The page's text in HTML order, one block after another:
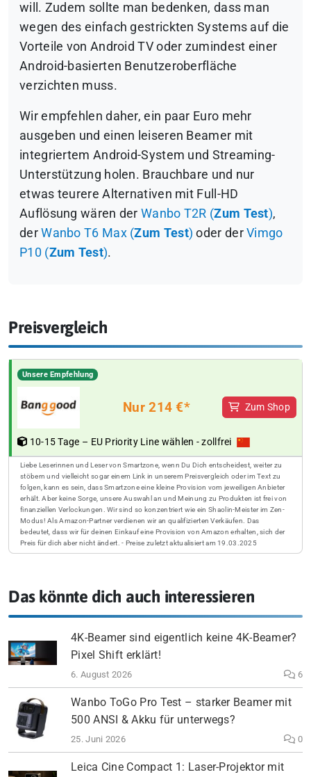
will. Zudem sollte man bedenken, dass man
wegen des einfach gestrickten Systems auf die
Vorteile von Android TV oder zumindest einer
Android-basierten Benutzeroberfläche
verzichten muss.
Wir empfehlen daher, ein paar Euro mehr
ausgeben und einen leiseren Beamer mit
integriertem Android-System und Streaming-
Unterstützung holen. Brauchbare und nur
etwas teurere Alternativen mit Full-HD
Auflösung wären derWanbo T2R (Zum Test),
derWanbo T6 Max (Zum Test) oder derVimgo
P10 (Zum Test).
Preisvergleich
Unsere Empfehlung
Nur 214 €* Zum Shop
10-15 Tage – EU Priority Line wählen - zollfrei
Liebe Leserinnen und Leser von Smartzone, wenn Du Dich entscheidest, weiter zu
stöbern und vielleicht sogar einem Link in unserem Preisvergleich oder im Text zu
folgen, kann es sein, dass Smartzone eine kleine Provision vom jeweiligen Anbieter
erhält. Aber keine Sorge, unsere Auswahl an und Meinung zu Produkten ist frei von
finanziellen Verlockungen. Wir sind so konzentriert wie ein Shaolin-Meister im Zen-
Modus! Als Amazon-Partner verdienen wir an qualifizierten Verkäufen. Das
bedeutet, dass wir für deinen Einkauf eine Provision von Amazon erhalten, sich der
Preis für dich aber nicht ändert. - Preise zuletzt aktualisiert am 19.03.2025
Das könnte dich auch interessieren
4K-Beamer sind eigentlich keine 4K-Beamer?
Pixel Shift erklärt!
6. August 2026 6
Wanbo ToGo Pro Test – starker Beamer mit
500 ANSI & Akku für unterwegs?
25. Juni 2026 0
Leica Cine Compact 1: Laser-Projektor mit